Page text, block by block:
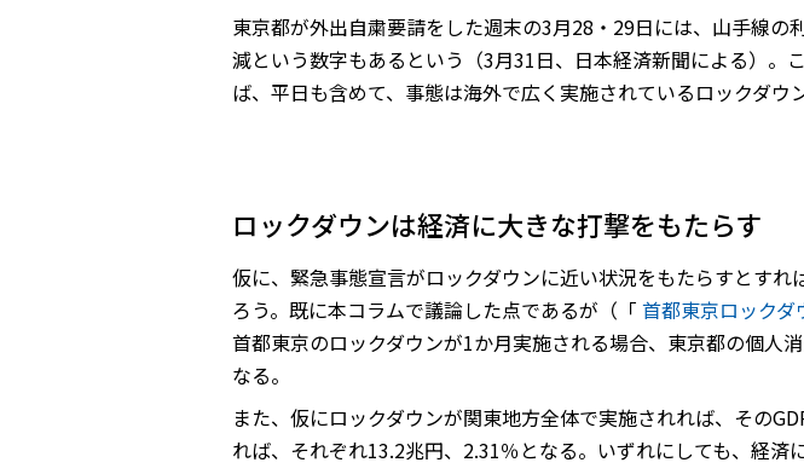
東京都が外出自粛要請をした週末の3月28・29日には、山手線
減という数字もあるという（3月31日、日本経済新聞による）
ば、平日も含めて、事態は海外で広く実施されているロックダウ
ロックダウンは経済に大きな打撃をもたらす
仮に、緊急事態宣言がロックダウンに近い状況をもたらすとす
ろう。既に本コラムで議論した点であるが（「 首都東京ロック
首都東京のロックダウンが1か月実施される場合、東京都の個人
なる。
また、仮にロックダウンが関東地方全体で実施されれば、その
れば、それぞれ13.2兆円、2.31％となる。いずれにしても、経済